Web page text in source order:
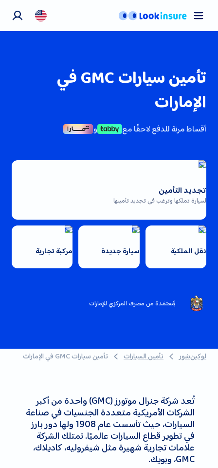
تأمين السيارات
معلومات عنا
تأمين سيارات GMC في
الإمارات
أقساط مرنة للدفع لاحقًا مع و
تجديد التأمين
لسيارة تملكها وترغب في تجديد تأمينها
نقل الملكية سيارة جديدة مركبة تجارية
مُعتمَدة من مصرف المركزي للإمارات
لوكين‌شور تأمين السيارات تأمين سيارات GMC في الإمارات
تُعد شركة جنرال موتورز (GMC) واحدة من أكبر
الشركات الأمريكية متعددة الجنسيات في صناعة
السيارات، حيث تأسست عام 1908 ولها دور بارز
في تطوير قطاع السيارات عالميًا. تمتلك الشركة
علامات تجارية شهيرة مثل شيفروليه، كاديلاك،
GMC، وبويك.